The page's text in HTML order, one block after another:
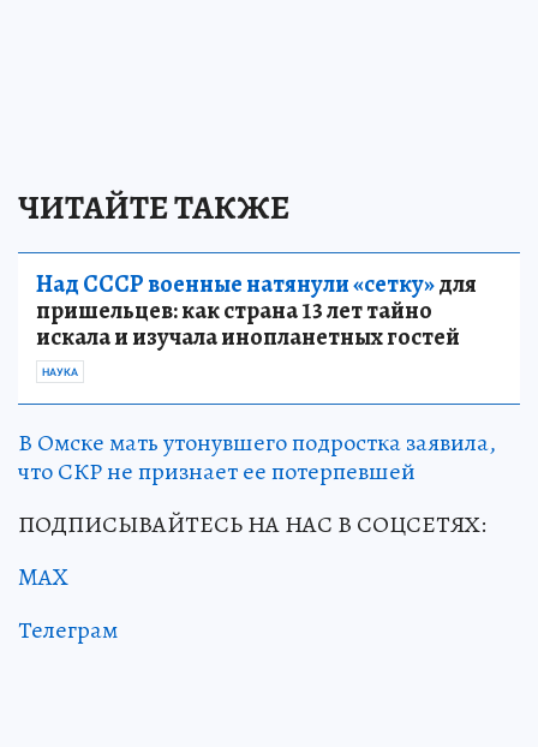
ЧИТАЙТЕ ТАКЖЕ
Над СССР военные натянули «сетку»для
пришельцев: как страна 13 лет тайно
искала и изучала инопланетных гостей
НАУКА
В Омске мать утонувшего подростка заявила,
что СКР не признает ее потерпевшей
ПОДПИСЫВАЙТЕСЬ НА НАС В СОЦСЕТЯХ:
MAX
Телеграм